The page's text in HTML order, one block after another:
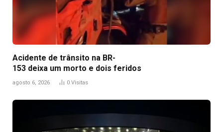
Acidente de trânsito na BR-
153 deixa um morto e dois feridos
agosto 6, 2026 0 Visitas